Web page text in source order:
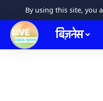
By using this site, you
बिज़नेस